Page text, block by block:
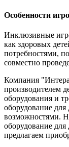
Особенности
Инклюзивные
как здоровых
потребностями,
совместно
Компания
производителем
оборудования и
оборудование
возможностями.
оборудование
предлагаем